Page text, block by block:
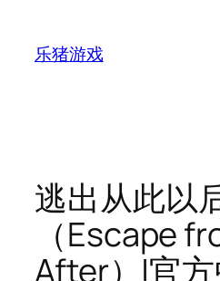
乐猪游戏
逃出从此以
（Escape
After）|官